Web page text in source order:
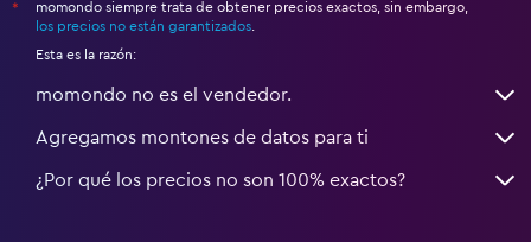
*
momondo siempre trata de obtener precios exactos, sin embargo,
los precios no están garantizados
Esta es la razón:
momondo no es el vendedor.
Agregamos montones de datos para ti
¿Por qué los precios no son 100% exactos?